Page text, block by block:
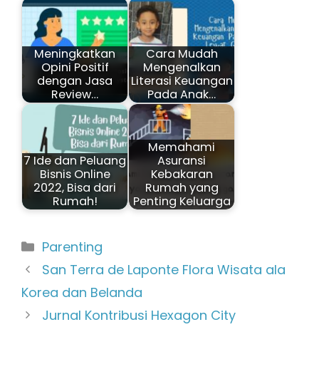
Meningkatkan
Opini Positif
dengan Jasa
Review…
Cara Mudah
Mengenalkan
Literasi Keuangan
Pada Anak…
7 Ide dan Peluang
Bisnis Online
2022, Bisa dari
Rumah!
Memahami
Asuransi
Kebakaran
Rumah yang
Penting Keluarga
Kategori
Parenting
San Terra de Laponte Flora Wisata ala
Korea dan Belanda
Jurnal Kontribusi Hexagon City